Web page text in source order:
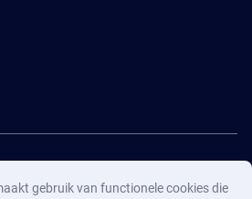
gebruik van functionele cookies die